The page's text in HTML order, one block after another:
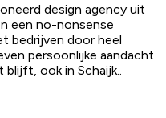
design agency uit
een no-nonsense
bedrijven door heel
persoonlijke aandacht
ook in Schaijk..